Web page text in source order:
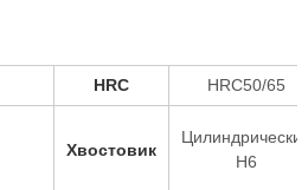
HRC HRC50/65
Хвостовик
H6